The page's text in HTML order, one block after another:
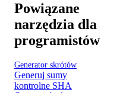
Powiązane
narzędzia dla
programistów
Generator skrótów
Generuj sumy
kontrolne SHA